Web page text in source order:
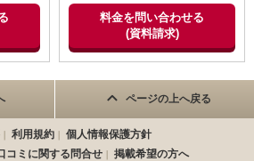
不適切な口コミを報告する
料金を問い合わせる
(資料請求)
ページの上へ戻る
利用規約
個人情報保護方針
コミに関する問合せ 掲載希望の方へ